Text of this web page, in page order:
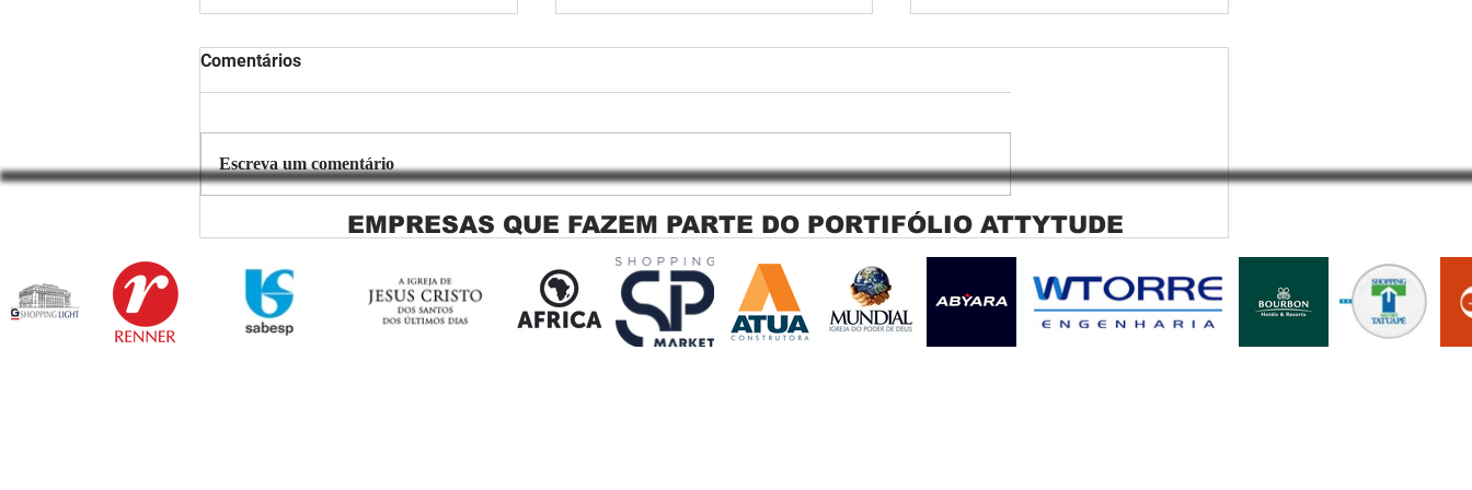
Copiar de Persiana Rolo Tela
Sacada Perfeita no Link
Sapopemba!
Persiana Rolo Tela Solar: O
Segredo para uma Sacada
Perfeita no Link Sapopemba!
Persiana rolo tela solar
Jaguara SP Cortina rolo tela
solar Jaguara SP
Comentários
Escreva um comentário
EMPRESAS QUE FAZEM PARTE DO PORTIFÓLIO ATTYTUDE